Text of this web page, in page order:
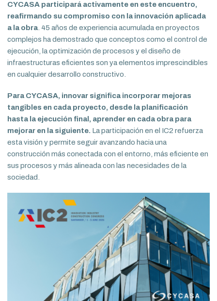
CYCASA participará activamente en este encuentro,
reafirmando su compromiso con la innovación aplicada
a la obra. 45 años de experiencia acumulada en proyectos
complejos ha demostrado que conceptos como el control de
ejecución, la optimización de procesos y el diseño de
infraestructuras eficientes son ya elementos imprescindibles
en cualquier desarrollo constructivo.
Para CYCASA, innovar significa incorporar mejoras
tangibles en cada proyecto, desde la planificación
hasta la ejecución final, aprender en cada obra para
mejorar en la siguiente. La participación en el IC2 refuerza
esta visión y permite seguir avanzando hacia una
construcción más conectada con el entorno, más eficiente en
sus procesos y más alineada con las necesidades de la
sociedad.